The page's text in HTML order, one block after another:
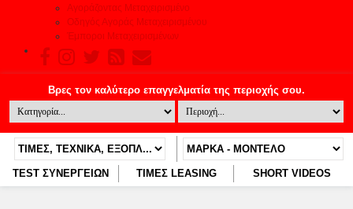
Αγοράζοντας Μεταχειρισμένο
Οδηγός Αγοράς Μεταχειρισμένου
Έμποροι Μεταχειρισμένων
TEST ΣΥΝΕΡΓΕΙΩΝ ΤΙΜΕΣ LEASING SHORT VIDEOS